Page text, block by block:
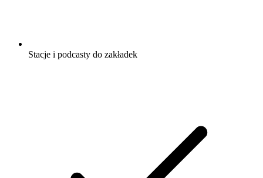
Stacje i podcasty do zakładek